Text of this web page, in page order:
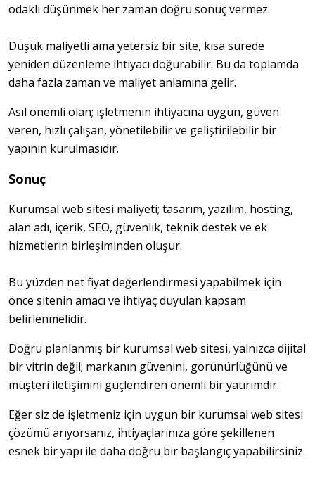
odaklı düşünmek her zaman doğru sonuç vermez.
Düşük maliyetli ama yetersiz bir site, kısa sürede
yeniden düzenleme ihtiyacı doğurabilir. Bu da toplamda
daha fazla zaman ve maliyet anlamına gelir.
Asıl önemli olan; işletmenin ihtiyacına uygun, güven
veren, hızlı çalışan, yönetilebilir ve geliştirilebilir bir
yapının kurulmasıdır.
Sonuç
Kurumsal web sitesi maliyeti; tasarım, yazılım, hosting,
alan adı, içerik, SEO, güvenlik, teknik destek ve ek
hizmetlerin birleşiminden oluşur.
Bu yüzden net fiyat değerlendirmesi yapabilmek için
önce sitenin amacı ve ihtiyaç duyulan kapsam
belirlenmelidir.
Doğru planlanmış bir kurumsal web sitesi, yalnızca dijital
bir vitrin değil; markanın güvenini, görünürlüğünü ve
müşteri iletişimini güçlendiren önemli bir yatırımdır.
Eğer siz de işletmeniz için uygun bir kurumsal web sitesi
çözümü arıyorsanız, ihtiyaçlarınıza göre şekillenen
esnek bir yapı ile daha doğru bir başlangıç yapabilirsiniz.